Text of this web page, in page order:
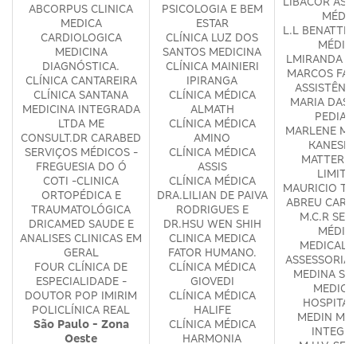
ABCORPUS CLINICA
MEDICA
CARDIOLOGICA
MEDICINA
DIAGNÓSTICA.
CLÍNICA CANTAREIRA
CLÍNICA SANTANA
MEDICINA INTEGRADA
LTDA ME
CONSULT.DR CARABED
SERVIÇOS MÉDICOS -
FREGUESIA DO Ó
COTI -CLINICA
ORTOPÉDICA E
TRAUMATOLÓGICA
DRICAMED SAUDE E
ANALISES CLINICAS EM
GERAL
FOUR CLÍNICA DE
ESPECIALIDADE -
DOUTOR POP IMIRIM
POLICLÍNICA REAL
São Paulo - Zona
Oeste
PSICOLOGIA E BEM
ESTAR
CLÍNICA LUZ DOS
SANTOS MEDICINA
CLÍNICA MAINIERI
IPIRANGA
CLÍNICA MÉDICA
ALMATH
CLÍNICA MÉDICA
AMINO
CLÍNICA MÉDICA
ASSIS
CLÍNICA MÉDICA
DRA.LILIAN DE PAIVA
RODRIGUES E
DR.HSU WEN SHIH
CLINICA MEDICA
FATOR HUMANO.
CLÍNICA MÉDICA
GIOVEDI
CLÍNICA MÉDICA
HALIFE
CLÍNICA MÉDICA
HARMONIA
L.L BENATTI
LMIRANDA
MARCOS
MARIA DAS
MARLENE
MATTER
MAURICIO
ABREU
M.C.R
MEDICAL
ASSESSORIA
MEDINA
MEDIN